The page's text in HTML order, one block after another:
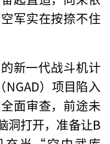
军实在按捺不住
新一代战斗机计
）项目陷入
面审查，前途未
洞打开，准备让B